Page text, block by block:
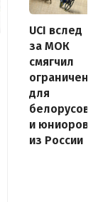
UCI вслед
за МОК
смягчил
для
белорусов
и юниоров
из России